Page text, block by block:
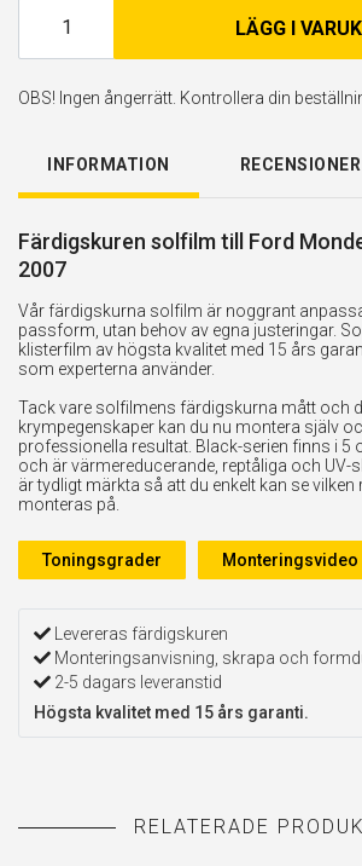
LÄGG I
OBS! Ingen ångerrätt. Kontrollera din
INFORMATION RECENSIONER
Färdigskuren solfilm till Ford
2007
Vår färdigskurna solfilm är noggrant
passform, utan behov av egna justeringar.
klisterfilm av högsta kvalitet med 15 års
som experterna använder.
Tack vare solfilmens färdigskurna mått och
krympegenskaper kan du nu montera själv
professionella resultat. Black-serien finns i 5
och är värmereducerande, reptåliga och UV-
är tydligt märkta så att du enkelt kan se
monteras på.
Toningsgrader Monteringsvideo
Levereras färdigskuren
Monteringsanvisning, skrapa och
2-5 dagars leveranstid
Högsta kvalitet med 15 års garanti.